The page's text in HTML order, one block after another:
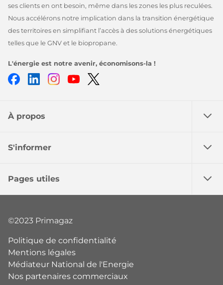
ses clients en ont besoin, même dans les zones les plus reculées.
Nous accélérons notre implication dans la transition énergétique
des territoires en simplifiant l’accès à des solutions énergétiques
telles que le GNV et le biopropane.
L'énergie est notre avenir, économisons-la !
FacebookLinkedInInstagram
Youtube
À propos
S'informer
Pages utiles
©2023 Primagaz
Politique de confidentialité
Mentions légales
Médiateur National de l'Energie
Nos partenaires commerciaux